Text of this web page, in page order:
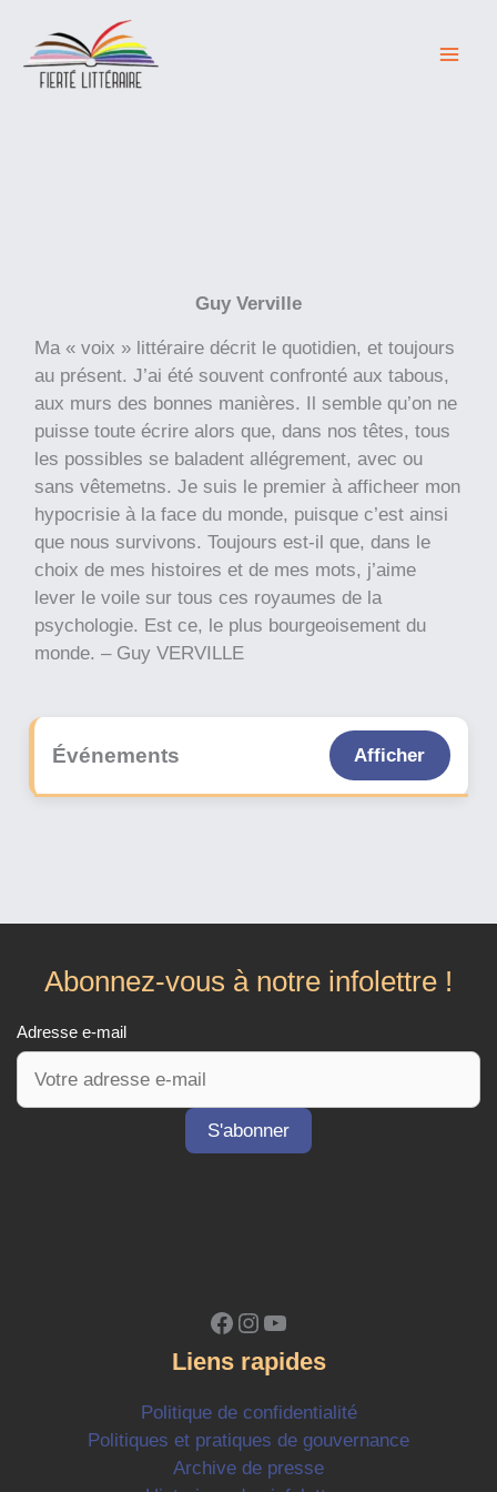
contenu
Guy Verville
Ma « voix » littéraire décrit le quotidien, et toujours
au présent. J’ai été souvent confronté aux tabous,
aux murs des bonnes manières. Il semble qu’on ne
puisse toute écrire alors que, dans nos têtes, tous
les possibles se baladent allégrement, avec ou
sans vêtemetns. Je suis le premier à afficheer mon
hypocrisie à la face du monde, puisque c’est ainsi
que nous survivons. Toujours est-il que, dans le
choix de mes histoires et de mes mots, j’aime
lever le voile sur tous ces royaumes de la
psychologie. Est ce, le plus bourgeoisement du
monde. – Guy VERVILLE
Événements Afficher
Abonnez-vous à notre infolettre !
Adresse e-mail
Facebook
Instagram
YouTube
Liens rapides
Politique de confidentialité
Politiques et pratiques de gouvernance
Archive de presse